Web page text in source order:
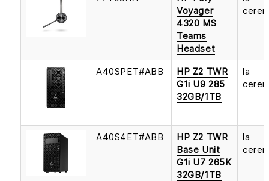
Voyager
4320 MS
Teams
Headset
A40SPET#ABB
HP Z2 TWR
G1i U9 285
32GB/1TB
la
A40S4ET#ABB
HP Z2 TWR
Base Unit
G1i U7 265K
32GB/1TB
la